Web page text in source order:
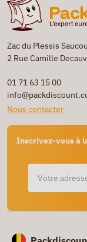
Zac du Plessis
2 Rue Camille
01 71 63 15 00
Nous contacter
Inscrivez-vous à